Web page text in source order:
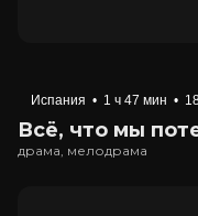
Испания • 1 ч 47 мин •
Всё, что мы
драма, мелодрама